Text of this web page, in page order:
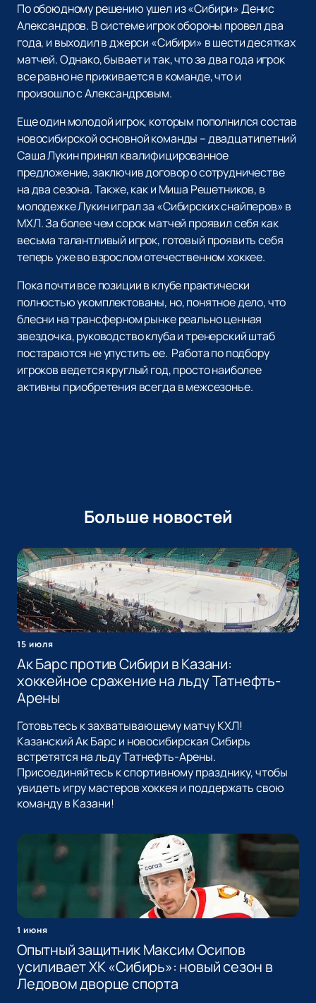
По обоюдному решению ушел из «Сибири» Денис
Александров. В системе игрок обороны провел два
года, и выходил в джерси «Сибири» в шести десятках
матчей. Однако, бывает и так, что за два года игрок
все равно не приживается в команде, что и
произошло с Александровым.
Еще один молодой игрок, которым пополнился состав
новосибирской основной команды – двадцатилетний
Саша Лукин принял квалифицированное
предложение, заключив договор о сотрудничестве
на два сезона. Также, как и Миша Решетников, в
молодежке Лукин играл за «Сибирских снайперов» в
МХЛ. За более чем сорок матчей проявил себя как
весьма талантливый игрок, готовый проявить себя
теперь уже во взрослом отечественном хоккее.
Пока почти все позиции в клубе практически
полностью укомплектованы, но, понятное дело, что
блесни на трансферном рынке реально ценная
звездочка, руководство клуба и тренерский штаб
постараются не упустить ее. Работа по подбору
игроков ведется круглый год, просто наиболее
активны приобретения всегда в межсезонье.
Больше новостей
15 июля
Ак Барс против Сибири в Казани:
хоккейное сражение на льду Татнефть-
Арены
Готовьтесь к захватывающему матчу КХЛ!
Казанский Ак Барс и новосибирская Сибирь
встретятся на льду Татнефть-Арены.
Присоединяйтесь к спортивному празднику, чтобы
увидеть игру мастеров хоккея и поддержать свою
команду в Казани!
1 июня
Опытный защитник Максим Осипов
усиливает ХК «Сибирь»: новый сезон в
Ледовом дворце спорта